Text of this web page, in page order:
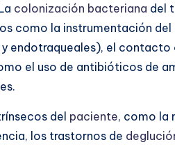
colonización bacteriana del
como la instrumentación
endotraqueales), el contacto
el uso de antibióticos de
del paciente, como la
los trastornos de